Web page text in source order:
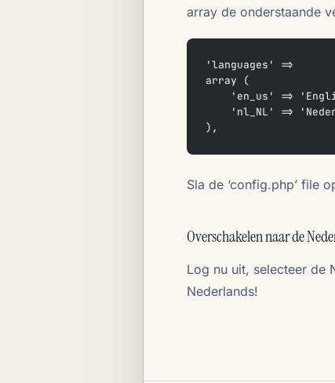
array de onderstaande
'languages' =>
array (
'en_us' =>
'nl_NL' =>
),
Sla de ‘config.php’ file
Overschakelen naar de
Log nu uit, selecteer de
Nederlands!